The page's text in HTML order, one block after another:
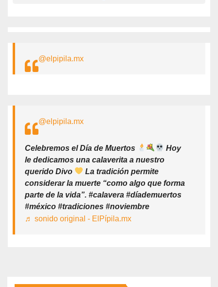
@elpipila.mx
@elpipila.mx
Celebremos el Día de Muertos
Hoy
le dedicamos una calaverita a nuestro
querido Divo
La tradición permite
considerar la muerte “como algo que forma
parte de la vida”. #calavera #díademuertos
#méxico #tradiciones #noviembre
♬ sonido original - ElPípila.mx